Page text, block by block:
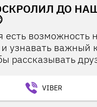
ДО
есть возможность
узнавать важный
рассказывать
VIBER